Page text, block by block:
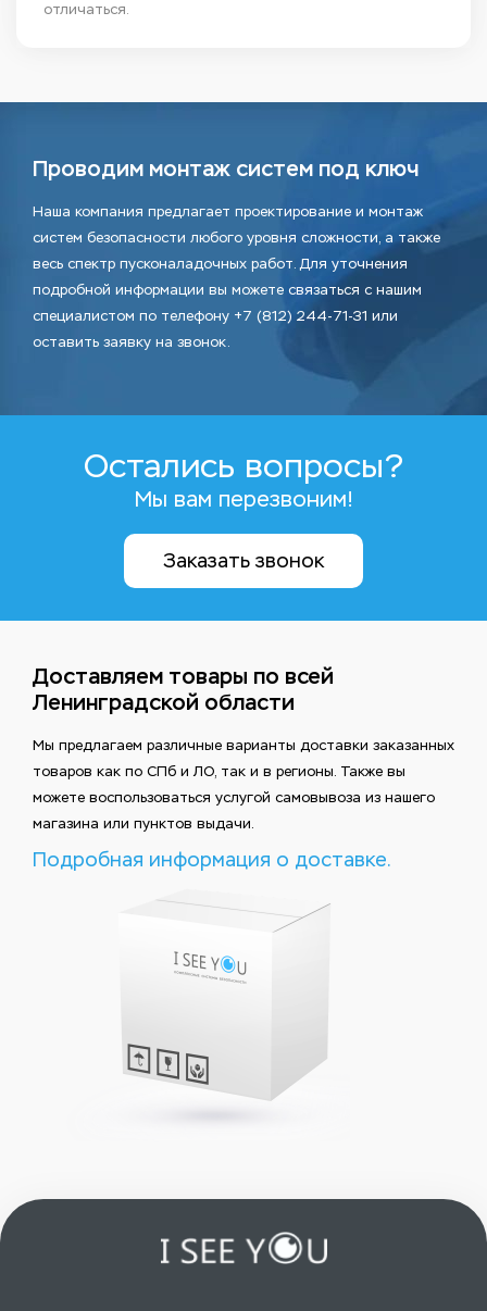
отличаться.
Проводим монтаж систем под ключ
Наша компания предлагает проектирование и монтаж
систем безопасности любого уровня сложности, а также
весь спектр пусконаладочных работ. Для уточнения
подробной информации вы можете связаться с нашим
специалистом по телефону +7 (812) 244-71-31 или
оставить заявку на звонок.
Остались вопросы?
Мы вам перезвоним!
Заказать звонок
Доставляем товары по всей
Ленинградской области
Мы предлагаем различные варианты доставки заказанных
товаров как по СПб и ЛО, так и в регионы. Также вы
можете воспользоваться услугой самовывоза из нашего
магазина или пунктов выдачи.
Подробная информация о доставке.